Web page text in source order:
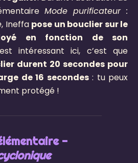
Mode purificateur :
, Ineffa pose un bouclier sur le
en fonction de son
intéressant ici, c’est que
durent 20 secondes pour
de 16 secondes: tu peux
protégé !
-